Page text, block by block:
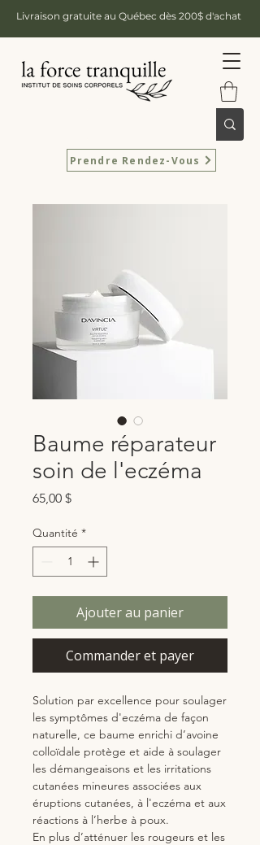
Livraison gratuite au Québec dès 200$ d'achat
Prendre Rendez-Vous
Baume réparateur
soin de l'eczéma
65,00 $Prix
Quantité *
Ajouter au panier
Commander et payer
Solution par excellence pour soulager
les symptômes d'eczéma de façon
naturelle, ce baume enrichi d’avoine
colloïdale protège et aide à soulager
les démangeaisons et les irritations
cutanées mineures associées aux
éruptions cutanées, à l'eczéma et aux
réactions à l’herbe à poux.
En plus d’atténuer les rougeurs et les